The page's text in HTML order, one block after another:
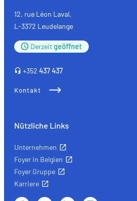
12, rue Léon Laval,
L-3372 Leudelange
Derzeitgeöffnet
+352 437 437
Kontakt
Nützliche Links
Unternehmen
Foyer in Belgien
Foyer Gruppe
Karriere